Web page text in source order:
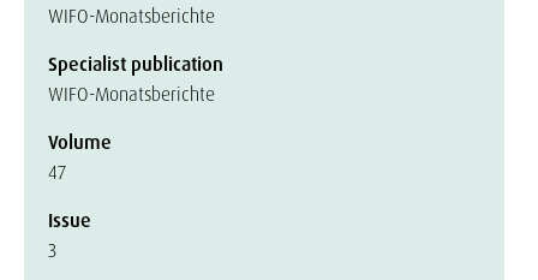
WIFO-Monatsberichte
Specialist publication
WIFO-Monatsberichte
Volume
47
Issue
3